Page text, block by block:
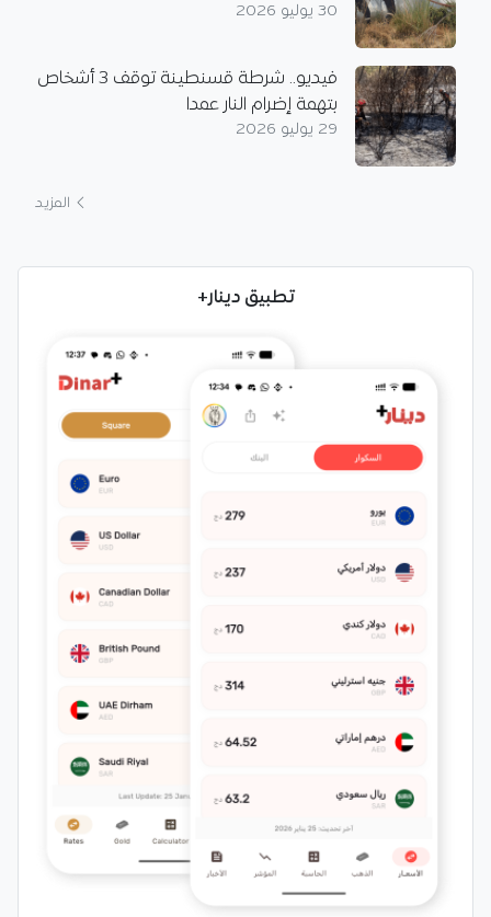
30 يوليو 2026
فيديو.. شرطة قسنطينة توقف 3 أشخاص
بتهمة إضرام النار عمدا
29 يوليو 2026
المزيد
تطبيق دينار+